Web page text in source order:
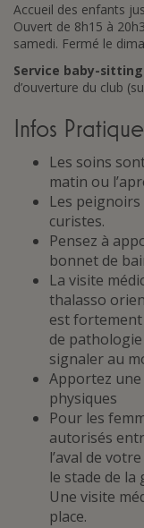
Accueil des enfants
Ouvert de 8h15 à
samedi. Fermé le
Service baby-sitting
d’ouverture du club
Infos
Les soins
matin ou
Les
curistes.
Pensez à
bonnet de
La visite
thalasso
est fortement
de
signaler au
Apportez
physiques
Pour les
autorisés
l’aval de
le stade de
Une visite
place.